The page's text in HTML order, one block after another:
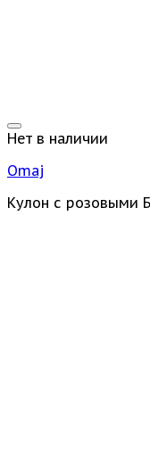
Нет в наличии
Omaj
Кулон с розовыми